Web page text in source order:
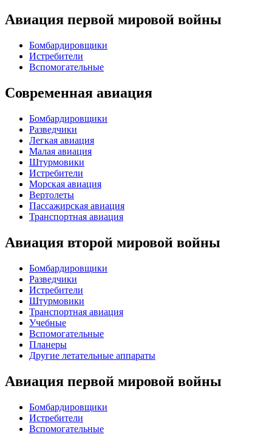
Авиация первой мировой войны
Бомбардировщики
Истребители
Вспомогательные
Современная авиация
Бомбардировщики
Разведчики
Легкая авиация
Малая авиация
Штурмовики
Истребители
Морская авиация
Вертолеты
Пассажирская авиация
Транспортная авиация
Авиация второй мировой войны
Бомбардировщики
Разведчики
Истребители
Штурмовики
Транспортная авиация
Учебные
Вспомогательные
Планеры
Другие летательные аппараты
Авиация первой мировой войны
Бомбардировщики
Истребители
Вспомогательные